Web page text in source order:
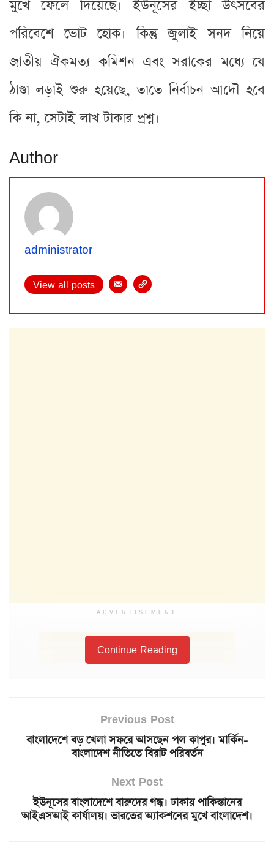
মুখে ফেলে দিয়েছে। ইউনূসের ইচ্ছা উৎসবের
পরিবেশে ভোট হোক। কিন্তু জুলাই সনদ নিয়ে
জাতীয় ঐকমত্য কমিশন এবং সরাকের মধ্যে যে
ঠাণ্ডা লড়াই শুরু হয়েছে, তাতে নির্বাচন আদৌ হবে
কি না, সেটাই লাখ টাকার প্রশ্ন।
Author
administrator
View all posts
ADVERTISEMENT
Continue Reading
Previous Post
বাংলাদেশে বড় খেলা সফরে আসছেন পল কাপুর। মার্কিন-
বাংলাদেশ নীতিতে বিরাট পরিবর্তন
Next Post
ইউনূসের বাংলাদেশে বারুদের গন্ধ। ঢাকায় পাকিস্তানের
আইএসআই কার্যালয়। ভারতের অ্যাকশনের মুখে বাংলাদেশ।